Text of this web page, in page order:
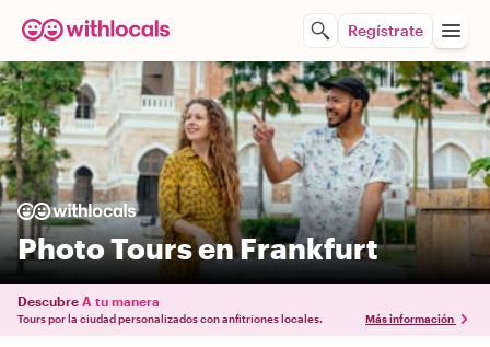
Regístrate
Photo Tours en Frankfurt
Descubre A tu manera
Tours por la ciudad personalizados con anfitriones locales. Más información